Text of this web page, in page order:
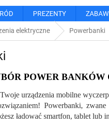
PREZENTY
elektryczne Powerbanki
POWER
urządzenia mobilne
Powerbanki,
ładować smartfon, tablet lub